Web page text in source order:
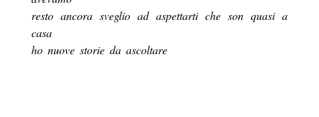
resto ancora sveglio ad aspettarti che son quasi a
casa
ho nuove storie da ascoltare